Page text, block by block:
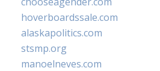
hoverboardssale.com
alaskapolitics.com
stsmp.org
manoelneves.com